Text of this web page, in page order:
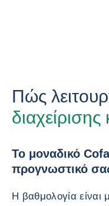
Πώς
Το μοναδικό
προγνωστικό
Η βαθμολογία είναι